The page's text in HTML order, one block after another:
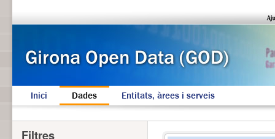
Inici Dades Entitats, àrees i serveis
Filtres